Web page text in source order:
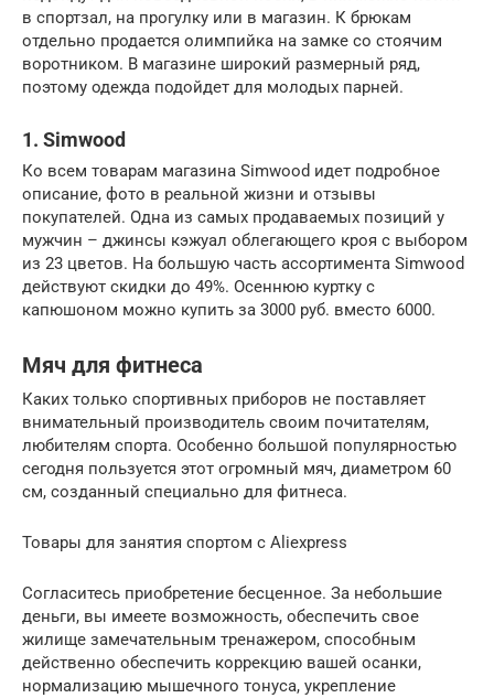
в спортзал, на прогулку или в магазин. К брюкам
отдельно продается олимпийка на замке со стоячим
воротником. В магазине широкий размерный ряд,
поэтому одежда подойдет для молодых парней.
1. Simwood
Ко всем товарам магазина Simwood идет подробное
описание, фото в реальной жизни и отзывы
покупателей. Одна из самых продаваемых позиций у
мужчин – джинсы кэжуал облегающего кроя с выбором
из 23 цветов. На большую часть ассортимента Simwood
действуют скидки до 49%. Осеннюю куртку с
капюшоном можно купить за 3000 руб. вместо 6000.
Мяч для фитнеса
Каких только спортивных приборов не поставляет
внимательный производитель своим почитателям,
любителям спорта. Особенно большой популярностью
сегодня пользуется этот огромный мяч, диаметром 60
см, созданный специально для фитнеса.
Товары для занятия спортом с Aliexpress
Согласитесь приобретение бесценное. За небольшие
деньги, вы имеете возможность, обеспечить свое
жилище замечательным тренажером, способным
действенно обеспечить коррекцию вашей осанки,
нормализацию мышечного тонуса, укрепление